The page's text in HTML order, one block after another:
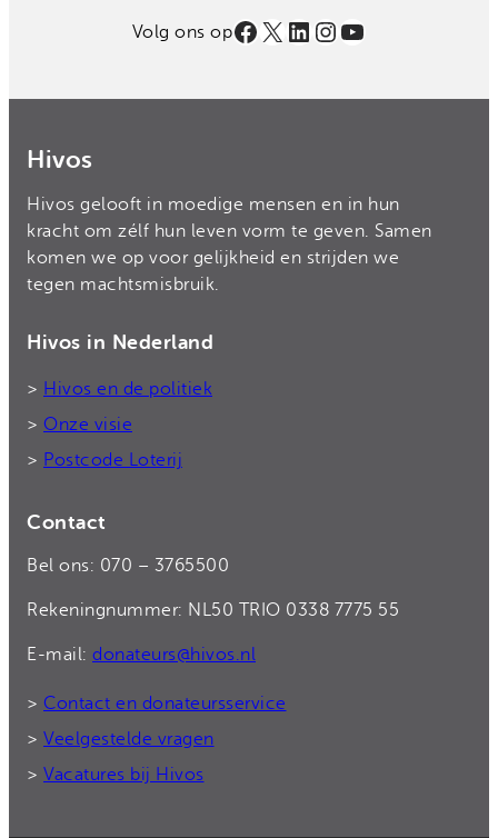
Volg ons opFacebook
X LinkedIn
Instagram
YouTube
Hivos
Hivos gelooft in moedige mensen en in hun
kracht om zélf hun leven vorm te geven. Samen
komen we op voor gelijkheid en strijden we
tegen machtsmisbruik.
Hivos in Nederland
> Hivos en de politiek
> Onze visie
> Postcode Loterij
Contact
Bel ons: 070 – 3765500
Rekeningnummer: NL50 TRIO 0338 7775 55
E-mail: donateurs@hivos.nl
> Contact en donateursservice
> Veelgestelde vragen
> Vacatures bij Hivos